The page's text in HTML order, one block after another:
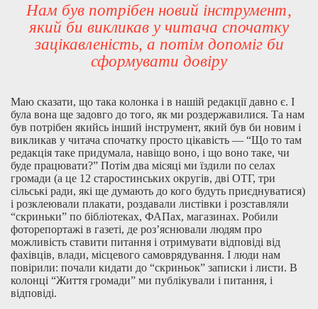
Нам був потрібен новий інструмент,
який би викликав у читача спочатку
зацікавленість, а потім допоміг би
сформувати довіру
Маю сказати, що така колонка і в нашій редакції давно є. І
була вона ще задовго до того, як ми роздержавилися. Та нам
був потрібен якийсь інший інструмент, який був би новим і
викликав у читача спочатку просто цікавість — “Що то там
редакція таке придумала, навіщо воно, і що воно таке, чи
буде працювати?” Потім два місяці ми їздили по селах
громади (а це 12 старостинських округів, дві ОТГ, три
сільські ради, які ще думають до кого будуть приєднуватися)
і розклеювали плакати, роздавали листівки і розставляли
“скриньки” по бібліотеках, ФАПах, магазинах. Робили
фоторепортажі в газеті, де роз’яснювали людям про
можливість ставити питання і отримувати відповіді від
фахівців, влади, місцевого самоврядування. І люди нам
повірили: почали кидати до “скриньок” записки і листи. В
колонці “Життя громади” ми публікували і питання, і
відповіді.